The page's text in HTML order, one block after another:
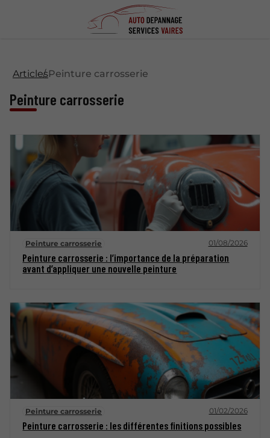
ArticlesPeinture carrosserie
Peinture carrosserie
Peinture carrosserie 01/08/2026
Peinture carrosserie : l’importance de la préparation
avant d’appliquer une nouvelle peinture
Peinture carrosserie 01/02/2026
Peinture carrosserie : les différentes finitions possibles